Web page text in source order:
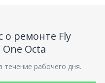
о ремонте Fly
Octa
рабочего дня.